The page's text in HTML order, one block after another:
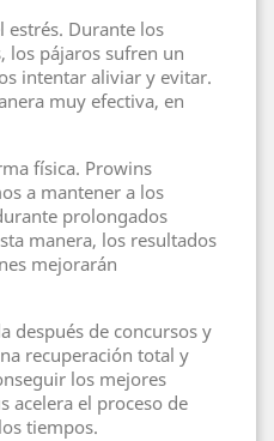
estrés. Durante los
los pájaros sufren un
intentar aliviar y evitar.
muy efectiva, en
física. Prowins
a mantener a los
prolongados
manera, los resultados
mejorarán
después de concursos y
recuperación total y
los mejores
acelera el proceso de
tiempos.